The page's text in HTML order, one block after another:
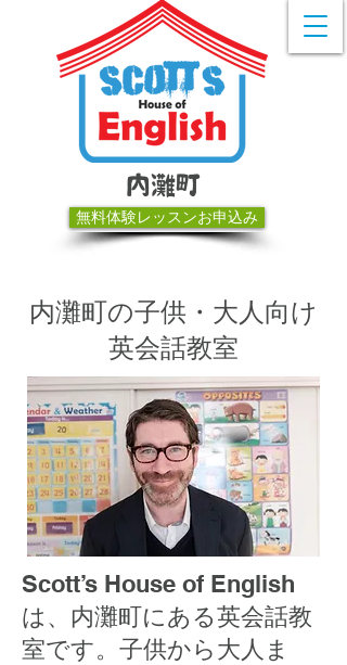
内灘町
無料体験レッスンお申込み
内灘町の子供・大人向け
英会話教室
Scott’s House of English
は、内灘町にある英会話教
室です。子供から大人ま